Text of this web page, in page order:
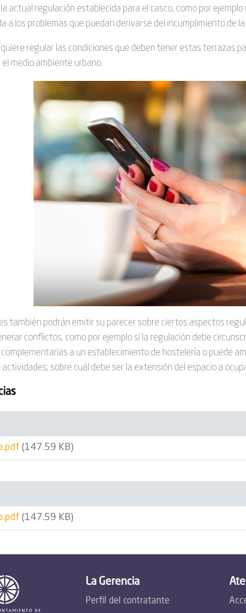
actual regulación establecida para el casco, como por
a los problemas que puedan derivarse del incumplimiento de la
regular las condiciones que deben tener estas terrazas
medio ambiente urbano.
también podrán emitir su parecer sobre ciertos aspectos
conflictos, como por ejemplo si la regulación debe
complementarias a un establecimiento de hostelería o puede
sobre cuál debe ser la extensión del espacio a
(147.59 KB)
(147.59 KB)
La Gerencia
Perfil del contratante